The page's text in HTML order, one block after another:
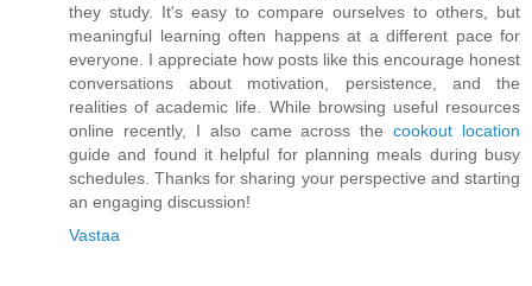
they study. It's easy to compare ourselves to others, but
meaningful learning often happens at a different pace for
everyone. I appreciate how posts like this encourage honest
conversations about motivation, persistence, and the
realities of academic life. While browsing useful resources
online recently, I also came across thecookout location
guide and found it helpful for planning meals during busy
schedules. Thanks for sharing your perspective and starting
an engaging discussion!
Vastaa